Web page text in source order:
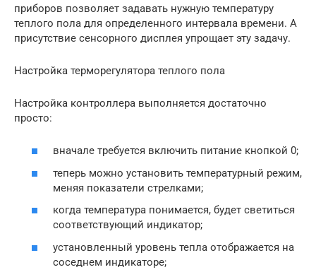
приборов позволяет задавать нужную температуру
теплого пола для определенного интервала времени. А
присутствие сенсорного дисплея упрощает эту задачу.
Настройка терморегулятора теплого пола
Настройка контроллера выполняется достаточно
просто:
вначале требуется включить питание кнопкой 0;
теперь можно установить температурный режим,
меняя показатели стрелками;
когда температура понимается, будет светиться
соответствующий индикатор;
установленный уровень тепла отображается на
соседнем индикаторе;